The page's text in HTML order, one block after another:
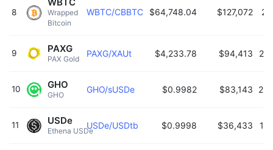
8
Wrapped
Bitcoin
WBTC/CBBTC $64,748.04 $127,072
9
PAX Gold
PAXG PAXG/XAUt $4,233.78 $94,413
10
GHO
GHO GHO/sUSDe $0.9982 $83,143
11
Ethena USDe
USDe USDe/USDtb $0.9998 $36,433